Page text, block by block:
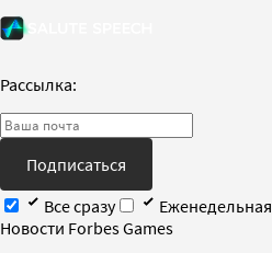
Рассылка:
Подписаться
Все сразу
Еженедельная
Новости Forbes Games